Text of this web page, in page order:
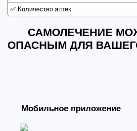
✅ Количество аптек
САМОЛЕЧЕНИЕ
ОПАСНЫМ ДЛЯ
Мобильное приложение